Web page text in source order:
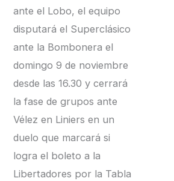
ante el Lobo, el equipo
disputará el Superclásico
ante la Bombonera el
domingo 9 de noviembre
desde las 16.30 y cerrará
la fase de grupos ante
Vélez en Liniers en un
duelo que marcará si
logra el boleto a la
Libertadores por la Tabla